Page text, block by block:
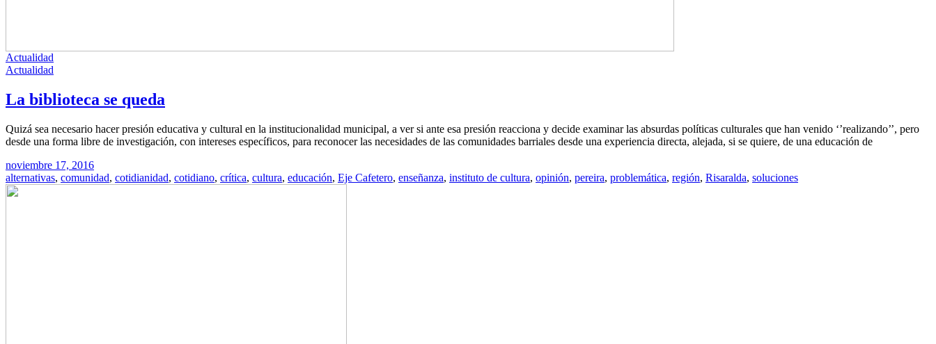
Actualidad
Actualidad
La biblioteca se queda
Quizá sea necesario hacer presión educativa y cultural en la institucionalidad municipal, a ver si ante esa presión reacciona y decide examinar las absurdas políticas culturales que han venido ‘’realizando’’, pero
desde una forma libre de investigación, con intereses específicos, para reconocer las necesidades de las comunidades barriales desde una experiencia directa, alejada, si se quiere, de una educación de
noviembre 17, 2016
alternativas, comunidad, cotidianidad, cotidiano, crítica, cultura, educación, Eje Cafetero, enseñanza, instituto de cultura, opinión, pereira, problemática, región, Risaralda, soluciones